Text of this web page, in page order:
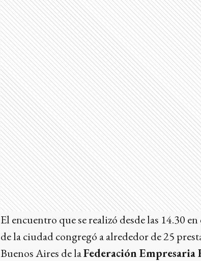
El encuentro que se realizó desde las 14.30
de la ciudad congregó a alrededor de 25
Buenos Aires de laFederación